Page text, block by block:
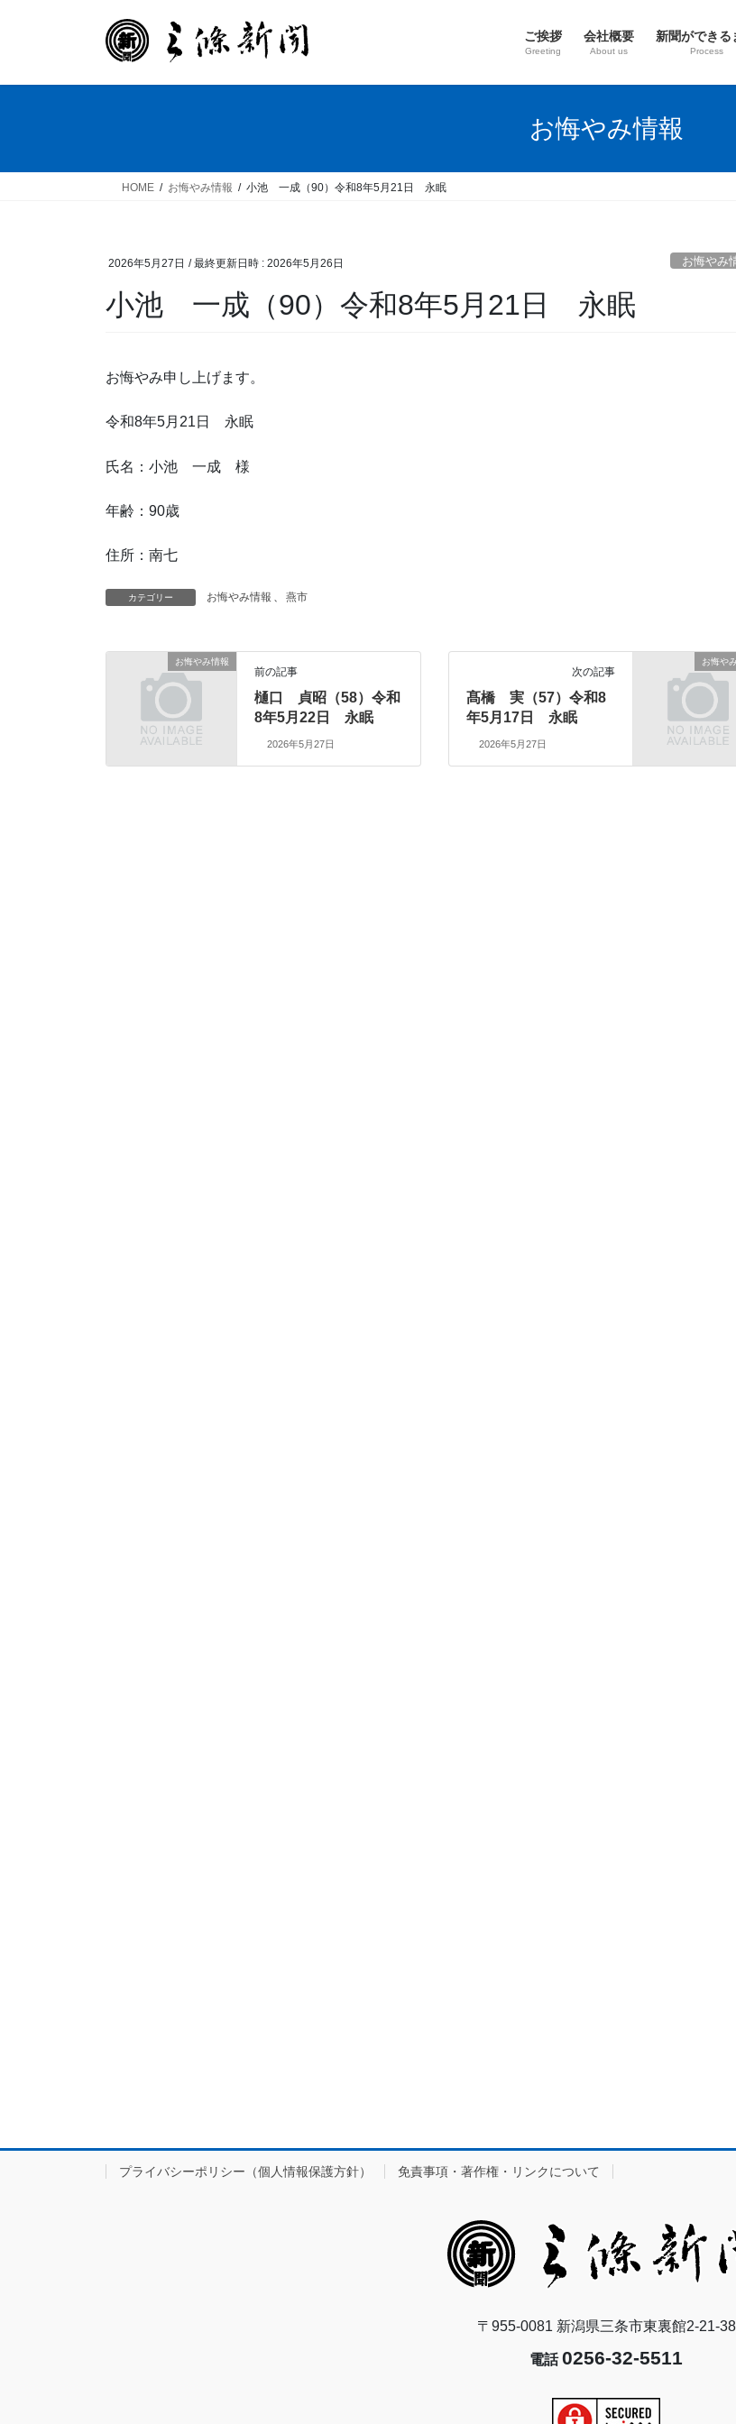
ご挨拶
Greeting
会社概要
About us
新聞ができる
Process
お悔やみ情報
HOME お悔やみ情報 小池 一成（90）令和8年5月21日 永眠
2026年5月27日 / 最終更新日時 : 2026年5月26日 お悔やみ
小池 一成（90）令和8年5月21日 永眠
お悔やみ申し上げます。
令和8年5月21日 永眠
氏名：小池 一成 様
年齢：90歳
住所：南七
カテゴリー お悔やみ情報 、 燕市
お悔やみ情報
前の記事
樋口 貞昭（58）令和
8年5月22日 永眠
2026年5月27日
お悔や
次の記事
髙橋 実（57）令和8
年5月17日 永眠
2026年5月27日
プライバシーポリシー（個人情報保護方針） 免責事項・著作権・リンクについて
〒955-0081 新潟県三条市東裏館2-21-38
電話0256-32-5511